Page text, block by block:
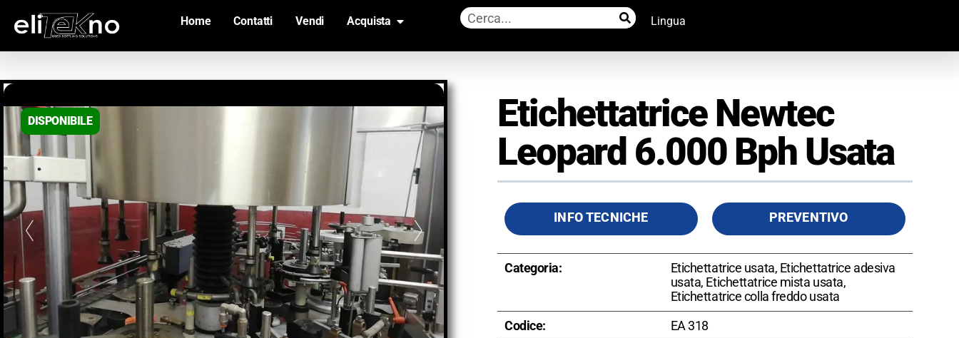
Home Contatti Vendi Acquista Lingua
DISPONIBILE
Etichettatrice Newtec
Leopard 6.000 Bph Usata
INFO TECNICHE PREVENTIVO
Categoria:
Etichettatrice usata, Etichettatrice adesiva
usata, Etichettatrice mista usata,
Etichettatrice colla freddo usata
Codice:
EA 318